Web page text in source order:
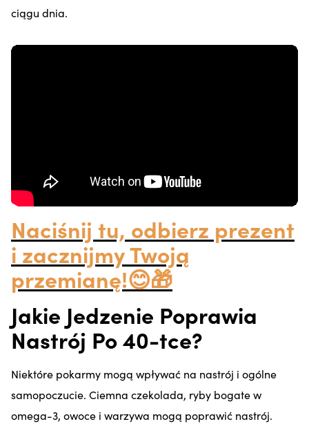
ciągu dnia.
Naciśnij tu, odbierz prezent
i zacznijmy Twoją
przemianę!😊🎁
Jakie Jedzenie Poprawia
Nastrój Po 40-tce?
Niektóre pokarmy mogą wpływać na nastrój i ogólne
samopoczucie. Ciemna czekolada, ryby bogate w
omega-3, owoce i warzywa mogą poprawić nastrój.